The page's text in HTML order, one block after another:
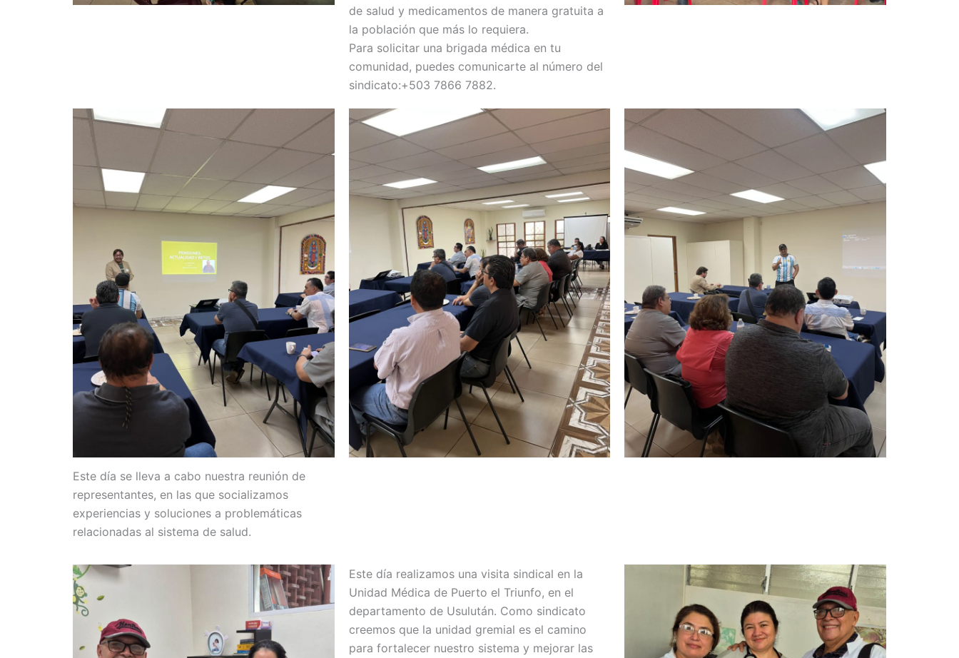
de salud y medicamentos de manera gratuita a
la población que más lo requiera.
Para solicitar una brigada médica en tu
comunidad, puedes comunicarte al número del
sindicato:+503 7866 7882.
Este día se lleva a cabo nuestra reunión de
representantes, en las que socializamos
experiencias y soluciones a problemáticas
relacionadas al sistema de salud.
Este día realizamos una visita sindical en la
Unidad Médica de Puerto el Triunfo, en el
departamento de Usulután. Como sindicato
creemos que la unidad gremial es el camino
para fortalecer nuestro sistema y mejorar las